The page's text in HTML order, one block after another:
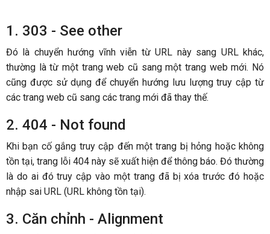
1. 303 - See other
Đó là chuyển hướng vĩnh viễn từ URL này sang URL khác,
thường là từ một trang web cũ sang một trang web mới. Nó
cũng được sử dụng để chuyển hướng lưu lượng truy cập từ
các trang web cũ sang các trang mới đã thay thế.
2. 404 - Not found
Khi bạn cố gắng truy cập đến một trang bị hỏng hoặc không
tồn tại, trang lỗi 404 này sẽ xuất hiện để thông báo. Đó thường
là do ai đó truy cập vào một trang đã bị xóa trước đó hoặc
nhập sai URL (URL không tồn tại).
3. Căn chỉnh - Alignment